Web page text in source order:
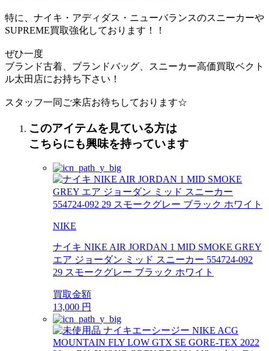
特に、ナイキ・アディダス・ニューバランスのスニーカーや
SUPREME買取強化しております！！
ぜひ一度
ブランド古着、ブランドバッグ、スニーカー高価買取ベクト
ル太田店にお持ち下さい！
スタッフ一同ご来店お待ちしております☆
このアイテムを見ている方は
こちらにも興味を持っています
NIKE
ナイキ NIKE AIR JORDAN 1 MID SMOKE GREY
エア ジョーダン ミッド スニーカー 554724-092
29 スモークグレー ブラック ホワイト
買取金額
13,000 円